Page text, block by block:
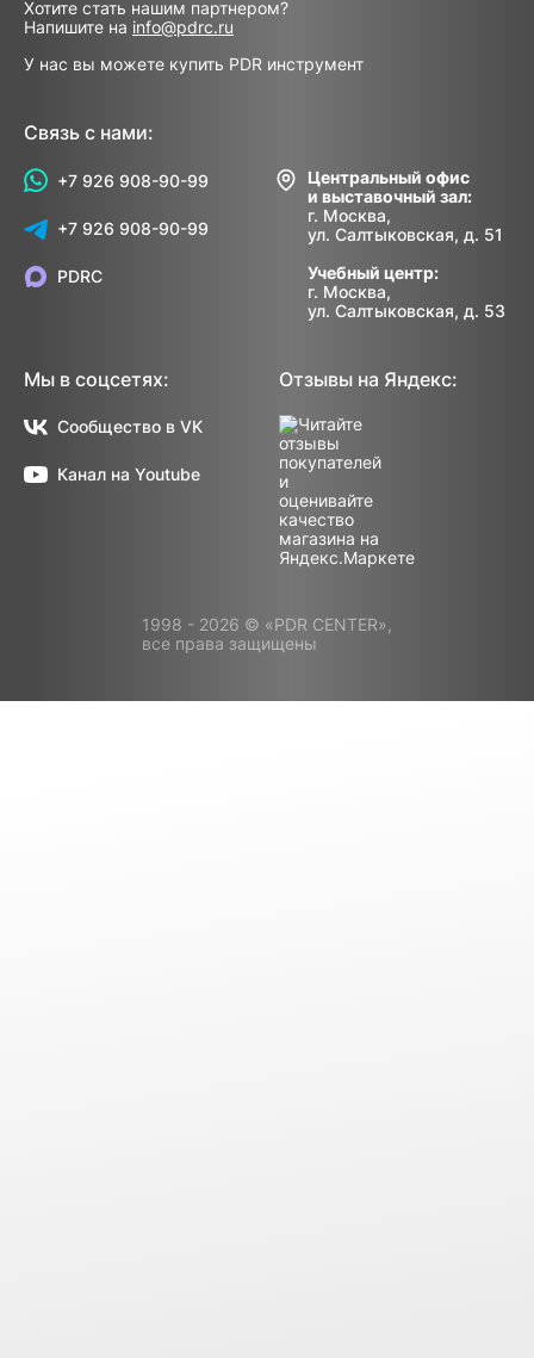
Хотите стать нашим партнером?
Напишите на info@pdrc.ru
У нас вы можете купить PDR инструмент
Связь с нами:
+7 926 908-90-99
+7 926 908-90-99
Центральный офис
и выставочный зал:
г. Москва,
ул. Салтыковская, д. 51
Учебный центр:
г. Москва,
ул. Салтыковская, д. 53
PDRC
Мы в соцсетях:
Сообщество в VK
Канал на Youtube
Отзывы на Яндекс:
1998 - 2026 © «PDR CENTER»,
все права защищены